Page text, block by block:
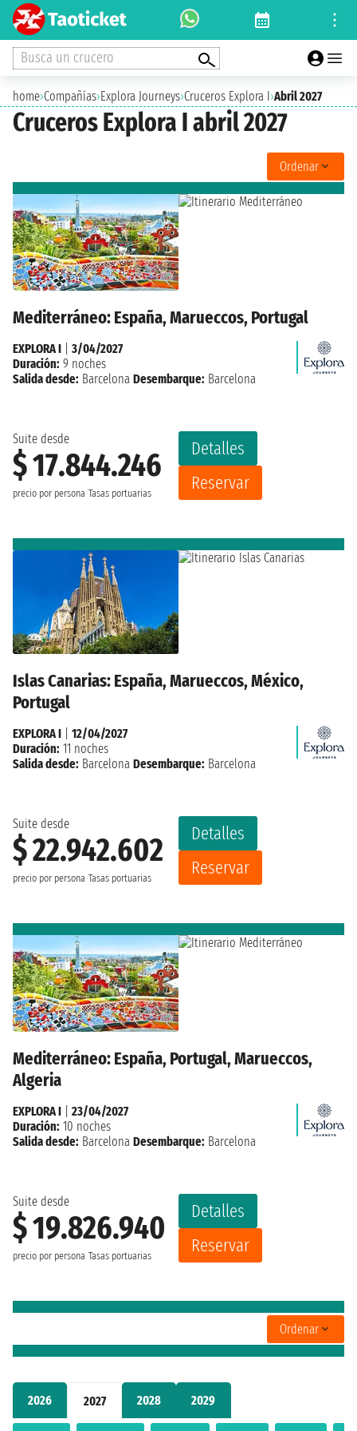
Busca un crucero
home›Compañías›Explora Journeys›Cruceros Explora I›Abril 2027
Cruceros Explora I abril 2027
2026 2027 2028 2029
Ordenar
Mediterráneo: España, Marueccos, Portugal
Suite desde
$ 17.844.246
precio por persona Tasas portuarias
Detalles
Reservar
EXPLORA I
3/04/2027
Duración: 9 noches
Salida desde: Barcelona Desembarque: Barcelona
Islas Canarias: España, Marueccos, México,
Portugal
Suite desde
$ 22.942.602
precio por persona Tasas portuarias
Detalles
Reservar
EXPLORA I
12/04/2027
Duración: 11 noches
Salida desde: Barcelona Desembarque: Barcelona
Mediterráneo: España, Portugal, Marueccos,
Algeria
Suite desde
$ 19.826.940
precio por persona Tasas portuarias
Detalles
Reservar
EXPLORA I
23/04/2027
Duración: 10 noches
Salida desde: Barcelona Desembarque: Barcelona
Ordenar